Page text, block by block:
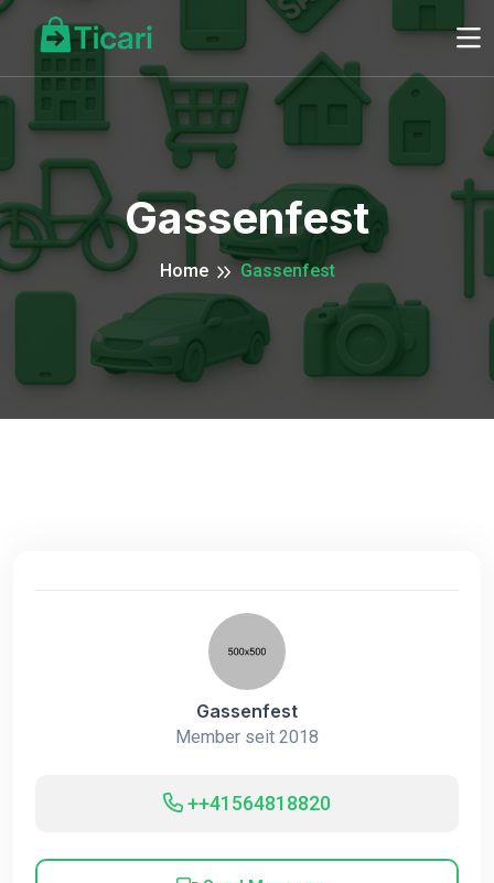
Gassenfest
Home Gassenfest
Gassenfest
Member seit 2018
++41564818820